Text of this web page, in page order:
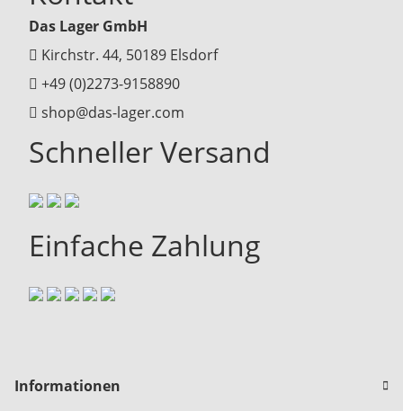
Das Lager GmbH
Kirchstr. 44, 50189 Elsdorf
+49 (0)2273-9158890
shop@das-lager.com
Schneller Versand
Einfache Zahlung
Informationen